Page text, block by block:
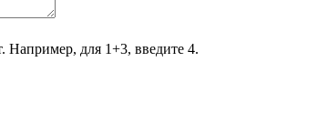
Например, для 1+3, введите 4.